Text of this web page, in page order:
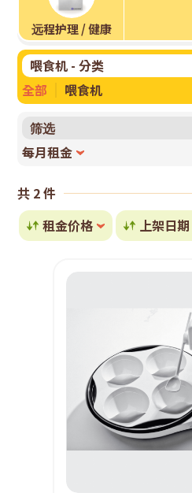
远程护理 / 健康
喂食机 - 分类
全部
喂食机
筛选
每月租金
共 2 件
租金价格
上架日期